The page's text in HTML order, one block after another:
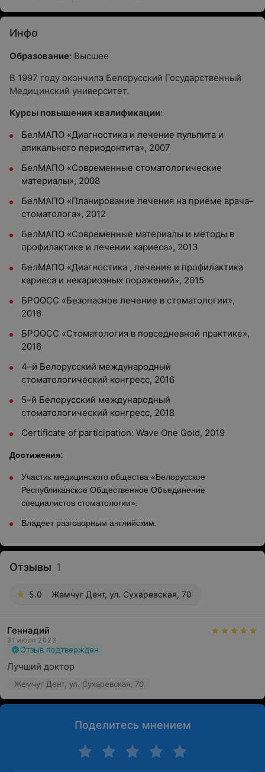
Инфо
Образование: Высшее
В 1997 году окончила Белорусский Государственный
Медицинский университет.
Курсы повышения квалификации:
БелМАПО «Диагностика и лечение пульпита и
апикального периодонтита», 2007
БелМАПО «Современные стоматологические
материалы», 2008
БелМАПО «Планирование лечения на приёме врача–
стоматолога», 2012
БелМАПО «Современные материалы и методы в
профилактике и лечении кариеса», 2013
БелМАПО «Диагностика , лечение и профилактика
кариеса и некариозных поражений», 2015
БРООСС «Безопасное лечение в стоматологии»,
2016
БРООСС «Стоматология в повседневной практике»,
2016
4–й Белорусский международный
стоматологический конгресс, 2016
5–й Белорусский международный
стоматологический конгресс, 2018
Certificate of participation: Wave One Gold, 2019
Достижения:
Участик медицинского общества «Белорусское
Республиканское Общественное Объединение
специалистов стоматологии».
Владеет разговорным английским.
Отзывы 1
5.0 Жемчуг Дент, ул. Сухаревская, 70
Геннадий
31 июля 2023
Отзыв подтвержден
Лучший доктор
Жемчуг Дент, ул. Сухаревская, 70
Поделитесь мнением